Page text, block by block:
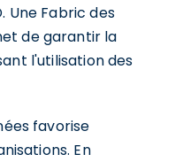
Une Fabric des
de garantir la
l'utilisation des
favorise
En